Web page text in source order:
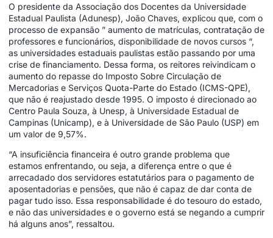
O presidente da Associação dos Docentes da Universidade
Estadual Paulista (Adunesp), João Chaves, explicou que, com o
processo de expansão ” aumento de matrículas, contratação de
professores e funcionários, disponibilidade de novos cursos “,
as universidades estaduais paulistas estão passando por uma
crise de financiamento. Dessa forma, os reitores reivindicam o
aumento do repasse do Imposto Sobre Circulação de
Mercadorias e Serviços Quota-Parte do Estado (ICMS-QPE),
que não é reajustado desde 1995. O imposto é direcionado ao
Centro Paula Souza, à Unesp, à Universidade Estadual de
Campinas (Unicamp), e à Universidade de São Paulo (USP) em
um valor de 9,57%.
“A insuficiência financeira é outro grande problema que
estamos enfrentando, ou seja, a diferença entre o que é
arrecadado dos servidores estatutários para o pagamento de
aposentadorias e pensões, que não é capaz de dar conta de
pagar tudo isso. Essa responsabilidade é do tesouro do estado,
e não das universidades e o governo está se negando a cumprir
há alguns anos”, ressaltou.